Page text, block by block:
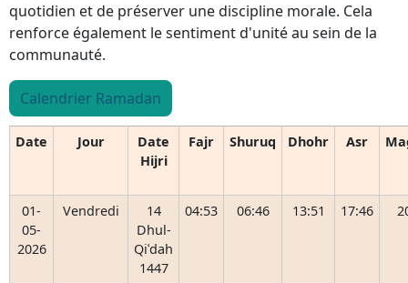
quotidien et de préserver une discipline morale. Cela
renforce également le sentiment d'unité au sein de la
communauté.
Calendrier Ramadan
Date Jour
Date
Hijri
Fajr Shuruq Dhohr Asr
01-
05-
2026
Vendredi
14
Dhul-
Qiʿdah
1447
04:53 06:46 13:51 17:46